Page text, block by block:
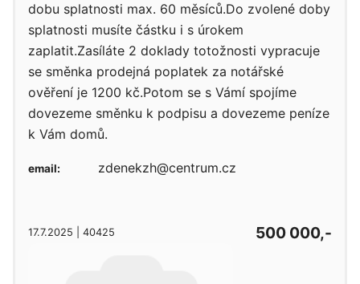
dobu splatnosti max. 60 měsíců.Do zvolené doby
splatnosti musíte částku i s úrokem
zaplatit.Zasíláte 2 doklady totožnosti vypracuje
se směnka prodejná poplatek za notářské
ověření je 1200 kč.Potom se s Vámí spojíme
dovezeme směnku k podpisu a dovezeme peníze
k Vám domů.
17.7.2025 | 40425 500 000,-
email: zdenekzh@centrum.cz